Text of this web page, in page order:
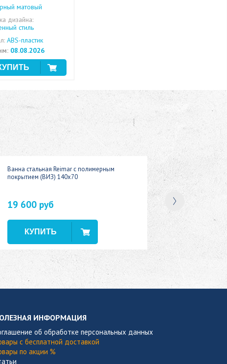
матовый
дизайна:
стиль
ABS-пластик
08.08.2026
Ванна стальная Reimar с полимерным
покрытием (ВИЗ) 140x70
19 600 руб
ИНФОРМАЦИЯ
об обработке персональных данных
с бесплатной доставкой
по акции %